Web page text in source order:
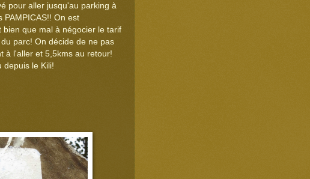
pour aller jusqu'au parking à
On est
que mal à négocier le tarif
parc! On décide de ne pas
à l'aller et 5,5kms au retour!
depuis le Kili!